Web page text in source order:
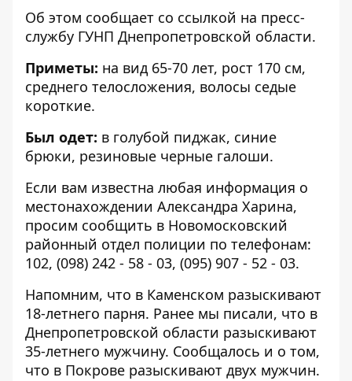
Об этом сообщает со ссылкой на пресс-
службу ГУНП Днепропетровской области.
Приметы: на вид 65-70 лет, рост 170 см,
среднего телосложения, волосы седые
короткие.
Был одет: в голубой пиджак, синие
брюки, резиновые черные галоши.
Если вам известна любая информация о
местонахождении Александра Харина,
просим сообщить в Новомосковский
районный отдел полиции по телефонам:
102, (098) 242 - 58 - 03, (095) 907 - 52 - 03.
Напомним, что в Каменском разыскивают
18-летнего парня. Ранее мы писали, что в
Днепропетровской области разыскивают
35-летнего мужчину. Сообщалось и о том,
что в Покрове разыскивают двух мужчин.